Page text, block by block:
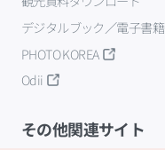
デジタルブック／電子書籍
PHOTO KOREA
Odii
その他関連サイト